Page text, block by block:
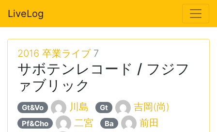
LiveLog
2016 卒業ライブ7
サボテンレコード / フジフ
ァブリック
Gt&Vo 川島 Gt 吉岡(尚)
Pf&Cho 二宮 Ba 前田